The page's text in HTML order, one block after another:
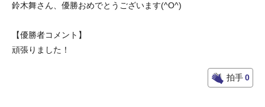
鈴木舞さん、優勝おめでとうございます(^O^)
【優勝者コメント】
頑張りました！
拍手0